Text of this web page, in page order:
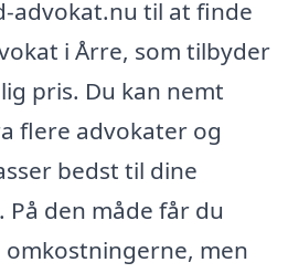
advokat.nu til at finde
i Årre, som tilbyder
pris. Du kan nemt
flere advokater og
bedst til dine
den måde får du
men